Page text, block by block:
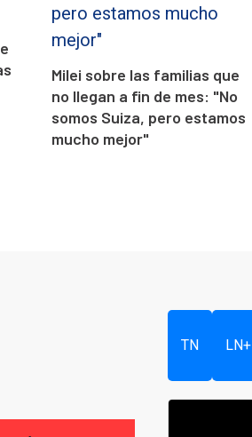
Milei sobre las familias que
no llegan a fin de mes: "No
somos Suiza, pero estamos
mucho mejor"
TN LN+